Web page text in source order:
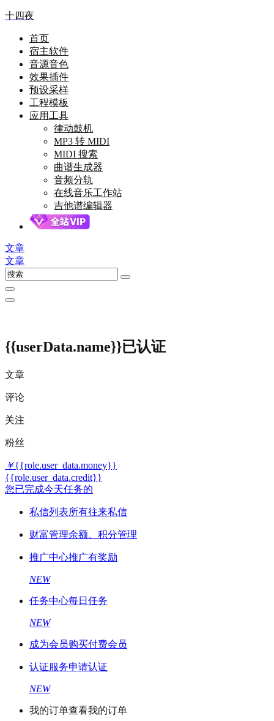
十四夜
首页
宿主软件
音源音色
效果插件
预设采样
工程模板
应用工具
律动鼓机
MP3 转 MIDI
MIDI 搜索
曲谱生成器
音频分轨
在线音乐工作站
吉他谱编辑器
文章
文章
{{userData.name}}已认证
文章
评论
关注
粉丝
￥{{role.user_data.money}}
{{role.user_data.credit}}
您已完成今天任务的
私信列表所有往来私信
财富管理余额、积分管理
推广中心推广有奖励
NEW
任务中心每日任务
NEW
成为会员购买付费会员
认证服务申请认证
NEW
我的订单查看我的订单